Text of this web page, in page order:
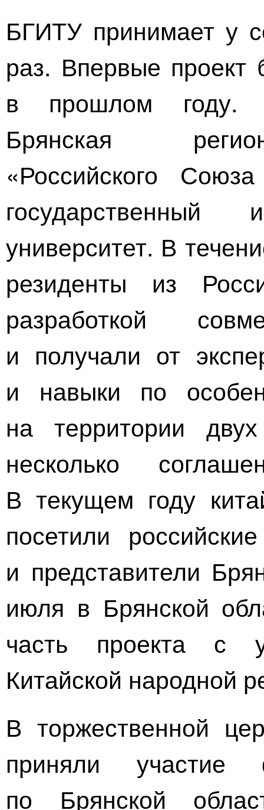
БГИТУ принимает у
раз. Впервые проект
в прошлом году.
Брянская
«Российского
государственный
университет. В
резиденты из
разработкой
и получали от
и навыки по
на территории
несколько
В текущем году
посетили
и представители
июля в Брянской
часть проекта с
Китайской народной
В торжественной
приняли участие
по Брянской